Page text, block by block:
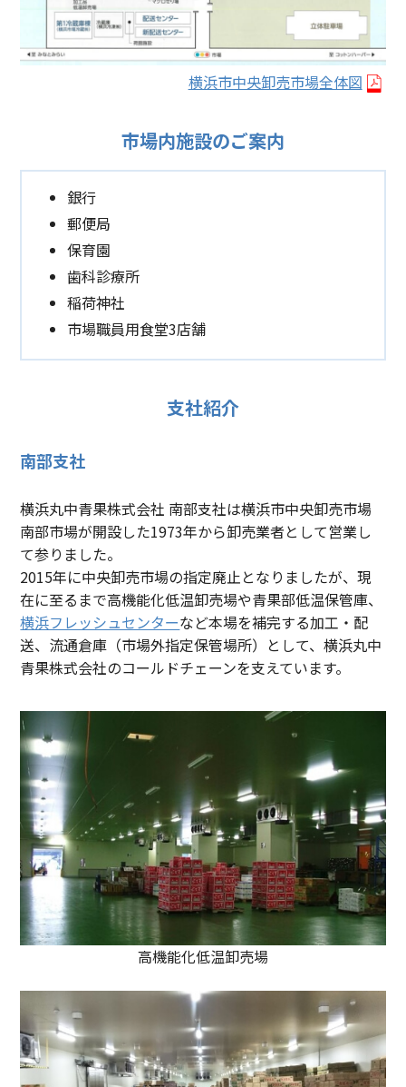
横浜市中央卸売市場全体図
市場内施設のご案内
銀行
郵便局
保育園
歯科診療所
稲荷神社
市場職員用食堂3店舗
支社紹介
南部支社
横浜丸中青果株式会社 南部支社は横浜市中央卸売市場
南部市場が開設した1973年から卸売業者として営業し
て参りました。
2015年に中央卸売市場の指定廃止となりましたが、現
在に至るまで高機能化低温卸売場や青果部低温保管庫、
横浜フレッシュセンターなど本場を補完する加工・配
送、流通倉庫（市場外指定保管場所）として、横浜丸中
青果株式会社のコールドチェーンを支えています。
高機能化低温卸売場